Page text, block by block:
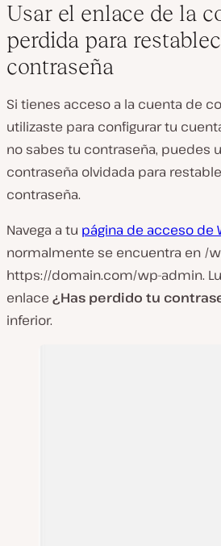
Usar el enlace de la
perdida para
contraseña
Si tienes acceso a la cuenta de
utilizaste para configurar tu
no sabes tu contraseña, puedes
contraseña olvidada para
contraseña.
Navega a tu página de acceso de
normalmente se encuentra en /
https://domain.com/wp-admin.
enlace ¿Has perdido tu
inferior.